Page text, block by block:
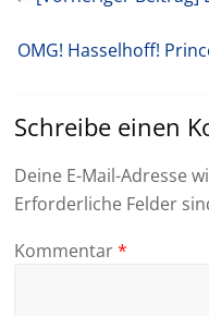
OMG! Hasselhoff!
Schreibe einen
Deine E-Mail-Adresse
Erforderliche Felder
Kommentar*